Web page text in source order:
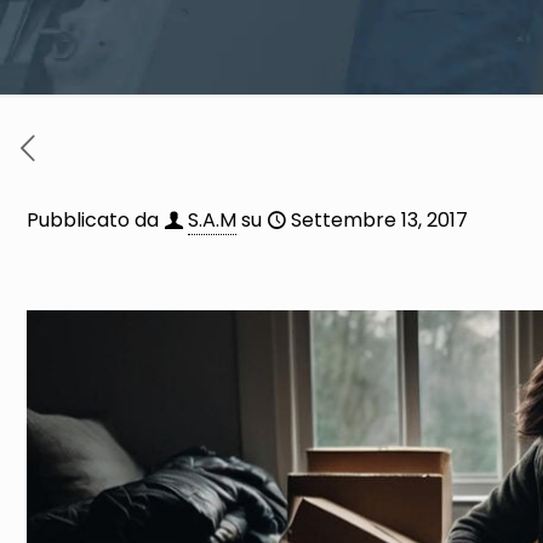
Pubblicato da S.A.Msu Settembre 13, 2017